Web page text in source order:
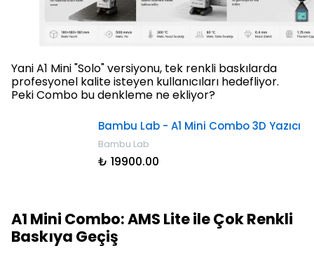
Yani A1 Mini "Solo" versiyonu, tek renkli baskılarda
profesyonel kalite isteyen kullanıcıları hedefliyor.
Peki Combo bu denkleme ne ekliyor?
Bambu Lab - A1 Mini Combo 3D Yazıcı
Bambu Lab
₺ 19900.00
A1 Mini Combo: AMS Lite ile Çok Renkli
Baskıya Geçiş